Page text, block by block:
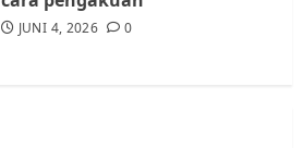
JUNI 4, 2026 0